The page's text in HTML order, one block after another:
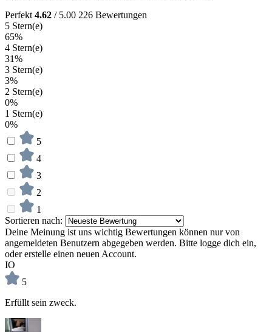
Perfekt 4.62 / 5.00 226 Bewertungen
5 Stern(e)
65%
4 Stern(e)
31%
3 Stern(e)
3%
2 Stern(e)
0%
1 Stern(e)
0%
5
4
3
2
1
Sortieren nach:
Deine Meinung ist uns wichtig Bewertungen können nur von
angemeldeten Benutzern abgegeben werden. Bitte logge dich ein,
oder erstelle einen neuen Account.
IO
5
Erfüllt sein zweck.